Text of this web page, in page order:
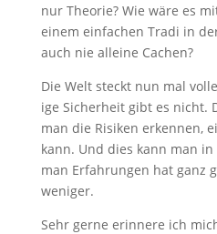
nur Theorie? Wie wäre es
einem einfachen Tradi in
auch nie alleine Cachen?
Die Welt steckt nun mal
ige Sicherheit gibt es nicht.
man die Risiken erkennen,
kann. Und dies kann man
man Erfahrungen hat ganz
weniger.
Sehr gerne erinnere ich